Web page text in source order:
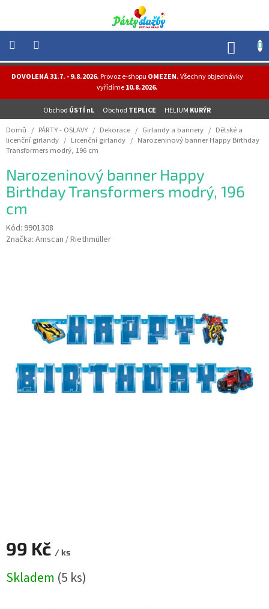
obsah
DOVOLENÁ 31.7. - 9.8.2026.Provoz e-shopu OMEZEN.Všechny objednávky
vyřídíme10.8.2026.
Obchod ÚSTÍ nL Obchod TEPLICE HELIUM KURÝR
NOVINKY
HELIUM
PÁRTY
OSLAVY
MASKY
-
KOSTÝMY
TEMATICKÉ
SLUŽBY
PŮJČOVNA
Domů / PÁRTY - OSLAVY / Dekorace / Girlandy a bannery / Dětské a
licenční girlandy / Licenční girlandy / Narozeninový banner Happy Birthday
Transformers modrý, 196 cm
Narozeninový banner Happy
Birthday Transformers modrý, 196
cm
Kód: 9901308
Značka: Amscan / Riethmüller
99 Kč / ks
cena:
Skladem (5 ks)